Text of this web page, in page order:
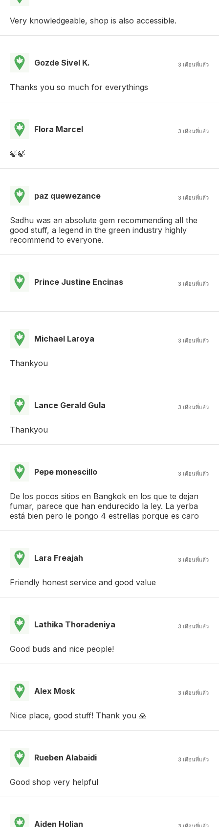
Very knowledgeable, shop is also accessible.
Gozde Sivel K. 3 เดือนที่แล้ว
Thanks you so much for everythings
Flora Marcel 3 เดือนที่แล้ว
🍃🍃
paz quewezance 3 เดือนที่แล้ว
Sadhu was an absolute gem recommending all the
good stuff, a legend in the green industry highly
recommend to everyone.
Prince Justine Encinas 3 เดือนที่แล้ว
Michael Laroya 3 เดือนที่แล้ว
Thankyou
Lance Gerald Gula 3 เดือนที่แล้ว
Thankyou
Pepe monescillo 3 เดือนที่แล้ว
De los pocos sitios en Bangkok en los que te dejan
fumar, parece que han endurecido la ley. La yerba
está bien pero le pongo 4 estrellas porque es caro
Lara Freajah 3 เดือนที่แล้ว
Friendly honest service and good value
Lathika Thoradeniya 3 เดือนที่แล้ว
Good buds and nice people!
Alex Mosk 3 เดือนที่แล้ว
Nice place, good stuff! Thank you 🙏
Rueben Alabaidi 3 เดือนที่แล้ว
Good shop very helpful
Aiden Holian